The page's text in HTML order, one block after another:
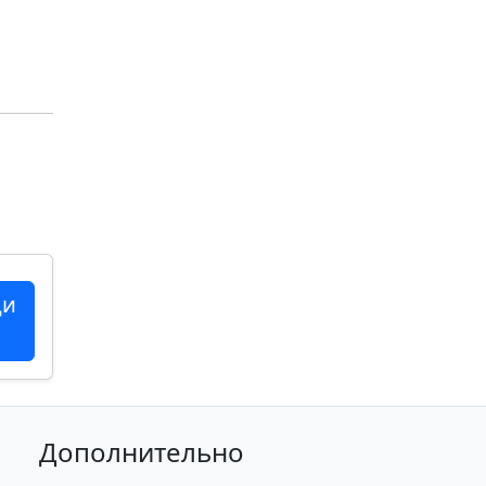
Дополнительно